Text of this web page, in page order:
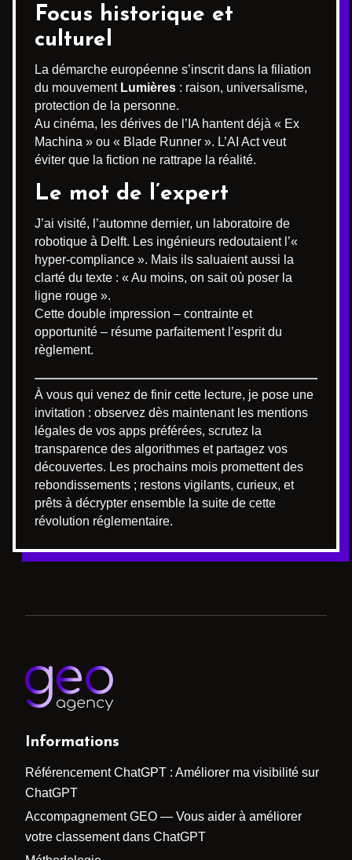
Focus historique et
culturel
La démarche européenne s’inscrit dans la filiation
du mouvement Lumières : raison, universalisme,
protection de la personne.
Au cinéma, les dérives de l’IA hantent déjà « Ex
Machina » ou « Blade Runner ». L’AI Act veut
éviter que la fiction ne rattrape la réalité.
Le mot de l’expert
J’ai visité, l’automne dernier, un laboratoire de
robotique à Delft. Les ingénieurs redoutaient l’«
hyper-compliance ». Mais ils saluaient aussi la
clarté du texte : « Au moins, on sait où poser la
ligne rouge ».
Cette double impression – contrainte et
opportunité – résume parfaitement l’esprit du
règlement.
À vous qui venez de finir cette lecture, je pose une
invitation : observez dès maintenant les mentions
légales de vos apps préférées, scrutez la
transparence des algorithmes et partagez vos
découvertes. Les prochains mois promettent des
rebondissements ; restons vigilants, curieux, et
prêts à décrypter ensemble la suite de cette
révolution réglementaire.
Informations
Référencement ChatGPT : Améliorer ma visibilité sur
ChatGPT
Accompagnement GEO — Vous aider à améliorer
votre classement dans ChatGPT